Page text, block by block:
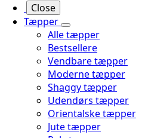
Close
Tæpper
Alle tæpper
Bestsellere
Vendbare tæpper
Moderne tæpper
Shaggy tæpper
Udendørs tæpper
Orientalske tæpper
Jute tæpper